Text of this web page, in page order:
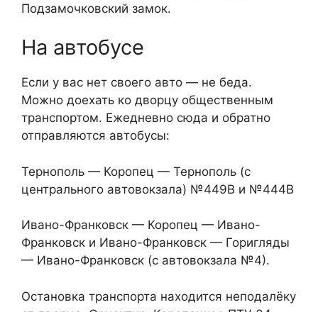
Подзамочковский замок.
На автобусе
Если у вас нет своего авто — не беда.
Можно доехать ко дворцу общественным
транспортом. Ежедневно сюда и обратно
отправляются автобусы:
Тернополь — Коропец — Тернополь (с
центрального автовокзала) №449В и №444В
Ивано-Франковск — Коропец — Ивано-
Франковск и Ивано-Франковск — Горигляды
— Ивано-Франковск (с автовокзала №4).
Остановка транспорта находится неподалёку